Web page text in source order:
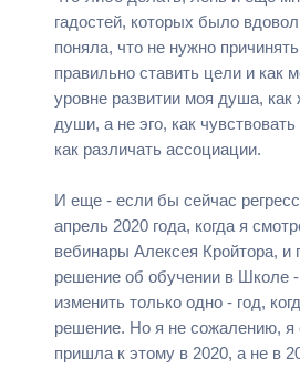
гадостей, которых было
поняла, что не нужно
правильно ставить цели и как
уровне развитии моя душа, как
души, а не эго, как
как различать ассоциации.
И еще - если бы сейчас
апрель 2020 года, когда я
вебинары Алексея Кройтора, и
решение об обучении в Школе
изменить только одно - год,
решение. Но я не сожалению, я
пришла к этому в 2020, а не в